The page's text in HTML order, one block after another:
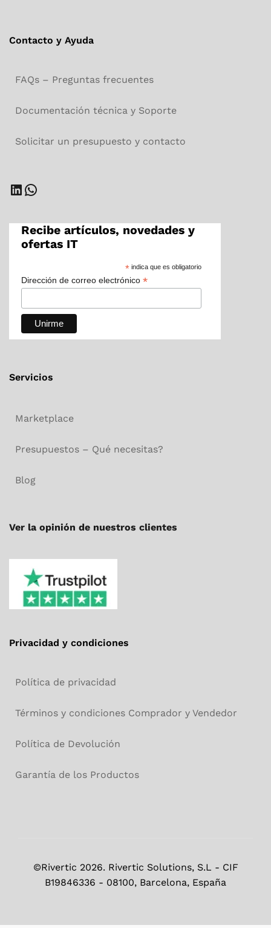
Contacto y Ayuda
FAQs – Preguntas frecuentes
Documentación técnica y Soporte
Solicitar un presupuesto y contacto
Recibe artículos, novedades y
ofertas IT
*indica que es obligatorio
Dirección de correo electrónico *
Servicios
Marketplace
Presupuestos – Qué necesitas?
Blog
Ver la opinión de nuestros clientes
Privacidad y condiciones
Política de privacidad
Términos y condiciones Comprador y Vendedor
Política de Devolución
Garantía de los Productos
©Rivertic 2026. Rivertic Solutions, S.L - CIF
B19846336 - 08100, Barcelona, España